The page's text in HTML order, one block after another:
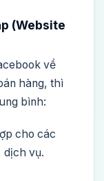
(Website
về
hàng, thì
bình:
cho các
dịch vụ.